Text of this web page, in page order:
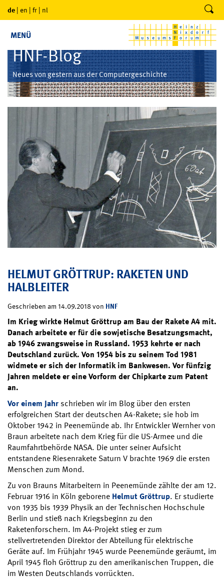
de | en | fr | nl
MENÜ
HNF-Blog
Neues von gestern aus der Computergeschichte
HELMUT GRÖTTRUP: RAKETEN UND
HALBLEITER
Geschrieben am 14.09.2018 von HNF
Im Krieg wirkte Helmut Gröttrup am Bau der Rakete A4 mit.
Danach arbeitete er für die sowjetische Besatzungsmacht,
ab 1946 zwangsweise in Russland. 1953 kehrte er nach
Deutschland zurück. Von 1954 bis zu seinem Tod 1981
widmete er sich der Informatik im Bankwesen. Vor fünfzig
Jahren meldete er eine Vorform der Chipkarte zum Patent
an.
Vor einem Jahr schrieben wir im Blog über den ersten
erfolgreichen Start der deutschen A4-Rakete; sie hob im
Oktober 1942 in Peenemünde ab. Ihr Entwickler Wernher von
Braun arbeitete nach dem Krieg für die US-Armee und die
Raumfahrtbehörde NASA. Die unter seiner Aufsicht
entstandene Riesenrakete Saturn V brachte 1969 die ersten
Menschen zum Mond.
Zu von Brauns Mitarbeitern in Peenemünde zählte der am 12.
Februar 1916 in Köln geborene Helmut Gröttrup. Er studierte
von 1935 bis 1939 Physik an der Technischen Hochschule
Berlin und stieß nach Kriegsbeginn zu den
Raketenforschern. Im A4-Projekt stieg er zum
stellvertretenden Direktor der Abteilung für elektrische
Geräte auf. Im Frühjahr 1945 wurde Peenemünde geräumt, im
April 1945 floh Gröttrup zu den amerikanischen Truppen, die
im Westen Deutschlands vorrückten.